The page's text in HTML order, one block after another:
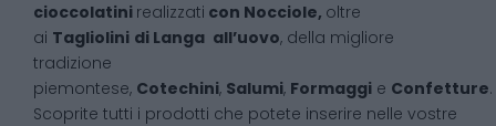
cioccolatini realizzati con Nocciole, oltre
ai Tagliolini di Langa all’uovo, della migliore
tradizione
piemontese, Cotechini, Salumi, Formaggi e Confetture.
Scoprite tutti i prodotti che potete inserire nelle vostre